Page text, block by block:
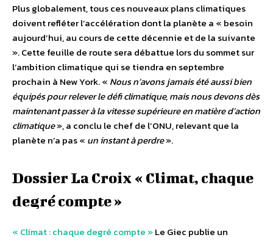
Plus globalement, tous ces nouveaux plans climatiques
doivent refléter l’accélération dont la planète a « besoin
aujourd’hui, au cours de cette décennie et de la suivante
». Cette feuille de route sera débattue lors du sommet sur
l’ambition climatique qui se tiendra en septembre
prochain à New York. « Nous n’avons jamais été aussi bien
équipés pour relever le défi climatique, mais nous devons dès
maintenant passer à la vitesse supérieure en matière d’action
climatique», a conclu le chef de l’ONU, relevant que la
planète n’a pas « un instant à perdre».
Dossier La Croix « Climat, chaque
degré compte »
« Climat : chaque degré compte »Le Giec publie un